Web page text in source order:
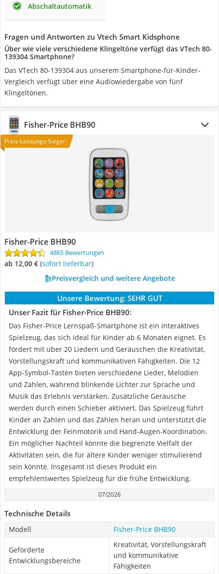
Abschaltautomatik
Fragen und Antworten zu Vtech Smart Kidsphone
Über wie viele verschiedene Klingeltöne verfügt das VTech 80-
139304 Smartphone?
Das VTech 80-139304 aus unserem Smartphone-für-Kinder-
Vergleich verfügt über eine Audiowiedergabe von fünf
Klingeltönen.
Fisher-Price BHB90
Preis-Leistungs-Sieger
Fisher-Price BHB90
4865 Bewertungen
ab 12,00 € ( Sofort lieferbar)
Preisvergleich und weitere Angebote
Unsere Bewertung: SEHR GUT
Unser Fazit für Fisher-Price BHB90:
Das Fisher-Price Lernspaß-Smartphone ist ein interaktives
Spielzeug, das sich ideal für Kinder ab 6 Monaten eignet. Es
fördert mit über 20 Liedern und Geräuschen die Kreativität,
Vorstellungskraft und kommunikativen Fähigkeiten. Die 12
App-Symbol-Tasten bieten verschiedene Lieder, Melodien
und Zahlen, während blinkende Lichter zur Sprache und
Musik das Erlebnis verstärken. Zusätzliche Geräusche
werden durch einen Schieber aktiviert. Das Spielzeug führt
Kinder an Zahlen und das Zählen heran und unterstützt die
Entwicklung der Feinmotorik und Hand-Augen-Koordination.
Ein möglicher Nachteil könnte die begrenzte Vielfalt der
Aktivitäten sein, die für ältere Kinder weniger stimulierend
sein könnte. Insgesamt ist dieses Produkt ein
empfehlenswertes Spielzeug für die frühe Entwicklung.
07/2026
Technische Details
Modell Fisher-Price BHB90
Geförderte
Entwicklungsbereiche
Kreativität, Vorstellungskraft
und kommunikative
Fähigkeiten